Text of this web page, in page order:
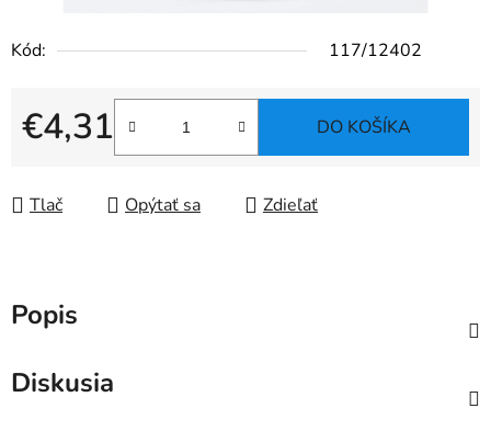
Kód: 117/12402
€4,31
Jednotková cena:
DO KOŠÍKA
Tlač Opýtať sa Zdieľať
Popis
Diskusia